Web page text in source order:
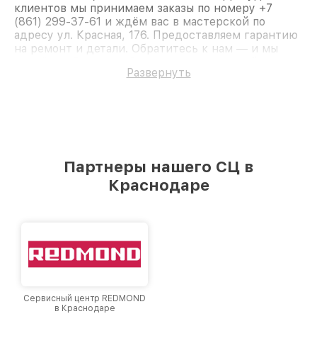
клиентов мы принимаем заказы по номеру +7
(861) 299-37-61 и ждём вас в мастерской по
адресу ул. Красная, 176. Предоставляем гарантию
на ремонт и детали. Обратитесь к нам — и мы
Развернуть
Партнеры нашего СЦ в
Краснодаре
Сервисный центр REDMOND
в Краснодаре